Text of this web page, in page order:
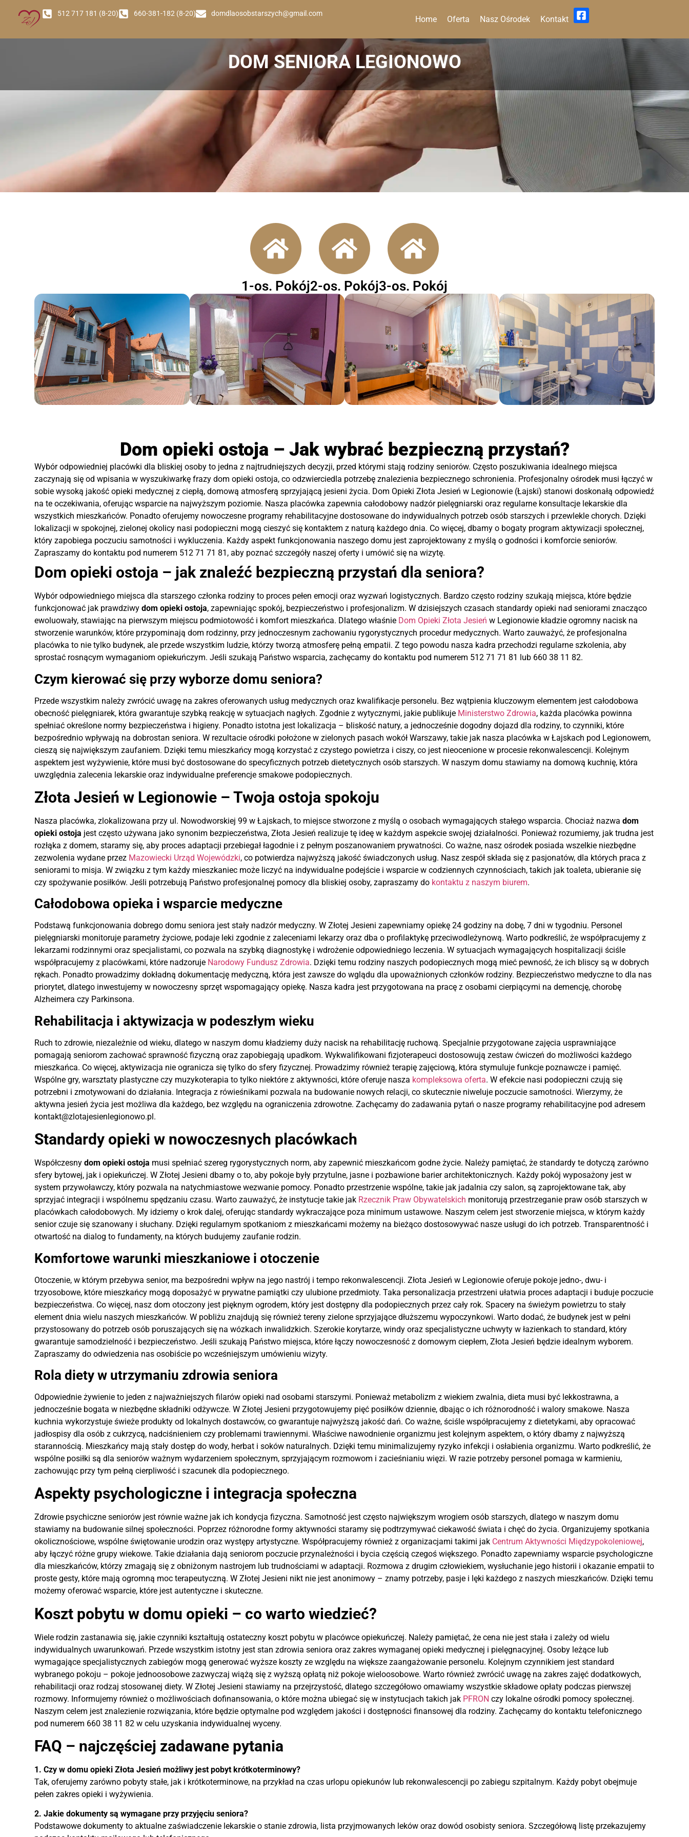
512 717 181 (8-20) 660-381-182 (8-20) domdlaosobstarszych@gmail.com
Home Oferta Nasz Ośrodek Kontakt
DOM SENIORA LEGIONOWO
1-os. Pokój2-os. Pokój3-os. Pokój
Dom opieki ostoja – Jak wybrać bezpieczną przystań?
Wybór odpowiedniej placówki dla bliskiej osoby to jedna z najtrudniejszych decyzji, przed którymi stają rodziny seniorów. Często poszukiwania idealnego miejsca
zaczynają się od wpisania w wyszukiwarkę frazy dom opieki ostoja, co odzwierciedla potrzebę znalezienia bezpiecznego schronienia. Profesjonalny ośrodek musi łączyć w
sobie wysoką jakość opieki medycznej z ciepłą, domową atmosferą sprzyjającą jesieni życia. Dom Opieki Złota Jesień w Legionowie (Łajski) stanowi doskonałą odpowiedź
na te oczekiwania, oferując wsparcie na najwyższym poziomie. Nasza placówka zapewnia całodobowy nadzór pielęgniarski oraz regularne konsultacje lekarskie dla
wszystkich mieszkańców. Ponadto oferujemy nowoczesne programy rehabilitacyjne dostosowane do indywidualnych potrzeb osób starszych i przewlekle chorych. Dzięki
lokalizacji w spokojnej, zielonej okolicy nasi podopieczni mogą cieszyć się kontaktem z naturą każdego dnia. Co więcej, dbamy o bogaty program aktywizacji społecznej,
który zapobiega poczuciu samotności i wykluczenia. Każdy aspekt funkcjonowania naszego domu jest zaprojektowany z myślą o godności i komforcie seniorów.
Zapraszamy do kontaktu pod numerem 512 71 71 81, aby poznać szczegóły naszej oferty i umówić się na wizytę.
Dom opieki ostoja – jak znaleźć bezpieczną przystań dla seniora?
Wybór odpowiedniego miejsca dla starszego członka rodziny to proces pełen emocji oraz wyzwań logistycznych. Bardzo często rodziny szukają miejsca, które będzie
funkcjonować jak prawdziwydom opieki ostoja, zapewniając spokój, bezpieczeństwo i profesjonalizm. W dzisiejszych czasach standardy opieki nad seniorami znacząco
ewoluowały, stawiając na pierwszym miejscu podmiotowość i komfort mieszkańca. Dlatego właśnie Dom Opieki Złota Jesień w Legionowie kładzie ogromny nacisk na
stworzenie warunków, które przypominają dom rodzinny, przy jednoczesnym zachowaniu rygorystycznych procedur medycznych. Warto zauważyć, że profesjonalna
placówka to nie tylko budynek, ale przede wszystkim ludzie, którzy tworzą atmosferę pełną empatii. Z tego powodu nasza kadra przechodzi regularne szkolenia, aby
sprostać rosnącym wymaganiom opiekuńczym. Jeśli szukają Państwo wsparcia, zachęcamy do kontaktu pod numerem 512 71 71 81 lub 660 38 11 82.
Czym kierować się przy wyborze domu seniora?
Przede wszystkim należy zwrócić uwagę na zakres oferowanych usług medycznych oraz kwalifikacje personelu. Bez wątpienia kluczowym elementem jest całodobowa
obecność pielęgniarek, która gwarantuje szybką reakcję w sytuacjach nagłych. Zgodnie z wytycznymi, jakie publikuje Ministerstwo Zdrowia, każda placówka powinna
spełniać określone normy bezpieczeństwa i higieny. Ponadto istotna jest lokalizacja – bliskość natury, a jednocześnie dogodny dojazd dla rodziny, to czynniki, które
bezpośrednio wpływają na dobrostan seniora. W rezultacie ośrodki położone w zielonych pasach wokół Warszawy, takie jak nasza placówka w Łajskach pod Legionowem,
cieszą się największym zaufaniem. Dzięki temu mieszkańcy mogą korzystać z czystego powietrza i ciszy, co jest nieocenione w procesie rekonwalescencji. Kolejnym
aspektem jest wyżywienie, które musi być dostosowane do specyficznych potrzeb dietetycznych osób starszych. W naszym domu stawiamy na domową kuchnię, która
uwzględnia zalecenia lekarskie oraz indywidualne preferencje smakowe podopiecznych.
Złota Jesień w Legionowie – Twoja ostoja spokoju
Nasza placówka, zlokalizowana przy ul. Nowodworskiej 99 w Łajskach, to miejsce stworzone z myślą o osobach wymagających stałego wsparcia. Chociaż nazwadom
opieki ostoja jest często używana jako synonim bezpieczeństwa, Złota Jesień realizuje tę ideę w każdym aspekcie swojej działalności. Ponieważ rozumiemy, jak trudna jest
rozłąka z domem, staramy się, aby proces adaptacji przebiegał łagodnie i z pełnym poszanowaniem prywatności. Co ważne, nasz ośrodek posiada wszelkie niezbędne
zezwolenia wydane przez Mazowiecki Urząd Wojewódzki, co potwierdza najwyższą jakość świadczonych usług. Nasz zespół składa się z pasjonatów, dla których praca z
seniorami to misja. W związku z tym każdy mieszkaniec może liczyć na indywidualne podejście i wsparcie w codziennych czynnościach, takich jak toaleta, ubieranie się
czy spożywanie posiłków. Jeśli potrzebują Państwo profesjonalnej pomocy dla bliskiej osoby, zapraszamy do kontaktu z naszym biurem.
Całodobowa opieka i wsparcie medyczne
Podstawą funkcjonowania dobrego domu seniora jest stały nadzór medyczny. W Złotej Jesieni zapewniamy opiekę 24 godziny na dobę, 7 dni w tygodniu. Personel
pielęgniarski monitoruje parametry życiowe, podaje leki zgodnie z zaleceniami lekarzy oraz dba o profilaktykę przeciwodleżynową. Warto podkreślić, że współpracujemy z
lekarzami rodzinnymi oraz specjalistami, co pozwala na szybką diagnostykę i wdrożenie odpowiedniego leczenia. W sytuacjach wymagających hospitalizacji ściśle
współpracujemy z placówkami, które nadzoruje Narodowy Fundusz Zdrowia. Dzięki temu rodziny naszych podopiecznych mogą mieć pewność, że ich bliscy są w dobrych
rękach. Ponadto prowadzimy dokładną dokumentację medyczną, która jest zawsze do wglądu dla upoważnionych członków rodziny. Bezpieczeństwo medyczne to dla nas
priorytet, dlatego inwestujemy w nowoczesny sprzęt wspomagający opiekę. Nasza kadra jest przygotowana na pracę z osobami cierpiącymi na demencję, chorobę
Alzheimera czy Parkinsona.
Rehabilitacja i aktywizacja w podeszłym wieku
Ruch to zdrowie, niezależnie od wieku, dlatego w naszym domu kładziemy duży nacisk na rehabilitację ruchową. Specjalnie przygotowane zajęcia usprawniające
pomagają seniorom zachować sprawność fizyczną oraz zapobiegają upadkom. Wykwalifikowani fizjoterapeuci dostosowują zestaw ćwiczeń do możliwości każdego
mieszkańca. Co więcej, aktywizacja nie ogranicza się tylko do sfery fizycznej. Prowadzimy również terapię zajęciową, która stymuluje funkcje poznawcze i pamięć.
Wspólne gry, warsztaty plastyczne czy muzykoterapia to tylko niektóre z aktywności, które oferuje nasza kompleksowa oferta. W efekcie nasi podopieczni czują się
potrzebni i zmotywowani do działania. Integracja z rówieśnikami pozwala na budowanie nowych relacji, co skutecznie niweluje poczucie samotności. Wierzymy, że
aktywna jesień życia jest możliwa dla każdego, bez względu na ograniczenia zdrowotne. Zachęcamy do zadawania pytań o nasze programy rehabilitacyjne pod adresem
kontakt@zlotajesienlegionowo.pl.
Standardy opieki w nowoczesnych placówkach
Współczesnydom opieki ostoja musi spełniać szereg rygorystycznych norm, aby zapewnić mieszkańcom godne życie. Należy pamiętać, że standardy te dotyczą zarówno
sfery bytowej, jak i opiekuńczej. W Złotej Jesieni dbamy o to, aby pokoje były przytulne, jasne i pozbawione barier architektonicznych. Każdy pokój wyposażony jest w
system przywoławczy, który pozwala na natychmiastowe wezwanie pomocy. Ponadto przestrzenie wspólne, takie jak jadalnia czy salon, są zaprojektowane tak, aby
sprzyjać integracji i wspólnemu spędzaniu czasu. Warto zauważyć, że instytucje takie jak Rzecznik Praw Obywatelskich monitorują przestrzeganie praw osób starszych w
placówkach całodobowych. My idziemy o krok dalej, oferując standardy wykraczające poza minimum ustawowe. Naszym celem jest stworzenie miejsca, w którym każdy
senior czuje się szanowany i słuchany. Dzięki regularnym spotkaniom z mieszkańcami możemy na bieżąco dostosowywać nasze usługi do ich potrzeb. Transparentność i
otwartość na dialog to fundamenty, na których budujemy zaufanie rodzin.
Komfortowe warunki mieszkaniowe i otoczenie
Otoczenie, w którym przebywa senior, ma bezpośredni wpływ na jego nastrój i tempo rekonwalescencji. Złota Jesień w Legionowie oferuje pokoje jedno-, dwu- i
trzyosobowe, które mieszkańcy mogą doposażyć w prywatne pamiątki czy ulubione przedmioty. Taka personalizacja przestrzeni ułatwia proces adaptacji i buduje poczucie
bezpieczeństwa. Co więcej, nasz dom otoczony jest pięknym ogrodem, który jest dostępny dla podopiecznych przez cały rok. Spacery na świeżym powietrzu to stały
element dnia wielu naszych mieszkańców. W pobliżu znajdują się również tereny zielone sprzyjające dłuższemu wypoczynkowi. Warto dodać, że budynek jest w pełni
przystosowany do potrzeb osób poruszających się na wózkach inwalidzkich. Szerokie korytarze, windy oraz specjalistyczne uchwyty w łazienkach to standard, który
gwarantuje samodzielność i bezpieczeństwo. Jeśli szukają Państwo miejsca, które łączy nowoczesność z domowym ciepłem, Złota Jesień będzie idealnym wyborem.
Zapraszamy do odwiedzenia nas osobiście po wcześniejszym umówieniu wizyty.
Rola diety w utrzymaniu zdrowia seniora
Odpowiednie żywienie to jeden z najważniejszych filarów opieki nad osobami starszymi. Ponieważ metabolizm z wiekiem zwalnia, dieta musi być lekkostrawna, a
jednocześnie bogata w niezbędne składniki odżywcze. W Złotej Jesieni przygotowujemy pięć posiłków dziennie, dbając o ich różnorodność i walory smakowe. Nasza
kuchnia wykorzystuje świeże produkty od lokalnych dostawców, co gwarantuje najwyższą jakość dań. Co ważne, ściśle współpracujemy z dietetykami, aby opracować
jadłospisy dla osób z cukrzycą, nadciśnieniem czy problemami trawiennymi. Właściwe nawodnienie organizmu jest kolejnym aspektem, o który dbamy z najwyższą
starannością. Mieszkańcy mają stały dostęp do wody, herbat i soków naturalnych. Dzięki temu minimalizujemy ryzyko infekcji i osłabienia organizmu. Warto podkreślić, że
wspólne posiłki są dla seniorów ważnym wydarzeniem społecznym, sprzyjającym rozmowom i zacieśnianiu więzi. W razie potrzeby personel pomaga w karmieniu,
zachowując przy tym pełną cierpliwość i szacunek dla podopiecznego.
Aspekty psychologiczne i integracja społeczna
Zdrowie psychiczne seniorów jest równie ważne jak ich kondycja fizyczna. Samotność jest często największym wrogiem osób starszych, dlatego w naszym domu
stawiamy na budowanie silnej społeczności. Poprzez różnorodne formy aktywności staramy się podtrzymywać ciekawość świata i chęć do życia. Organizujemy spotkania
okolicznościowe, wspólne świętowanie urodzin oraz występy artystyczne. Współpracujemy również z organizacjami takimi jak Centrum Aktywności Międzypokoleniowej,
aby łączyć różne grupy wiekowe. Takie działania dają seniorom poczucie przynależności i bycia częścią czegoś większego. Ponadto zapewniamy wsparcie psychologiczne
dla mieszkańców, którzy zmagają się z obniżonym nastrojem lub trudnościami w adaptacji. Rozmowa z drugim człowiekiem, wysłuchanie jego historii i okazanie empatii to
proste gesty, które mają ogromną moc terapeutyczną. W Złotej Jesieni nikt nie jest anonimowy – znamy potrzeby, pasje i lęki każdego z naszych mieszkańców. Dzięki temu
możemy oferować wsparcie, które jest autentyczne i skuteczne.
Koszt pobytu w domu opieki – co warto wiedzieć?
Wiele rodzin zastanawia się, jakie czynniki kształtują ostateczny koszt pobytu w placówce opiekuńczej. Należy pamiętać, że cena nie jest stała i zależy od wielu
indywidualnych uwarunkowań. Przede wszystkim istotny jest stan zdrowia seniora oraz zakres wymaganej opieki medycznej i pielęgnacyjnej. Osoby leżące lub
wymagające specjalistycznych zabiegów mogą generować wyższe koszty ze względu na większe zaangażowanie personelu. Kolejnym czynnikiem jest standard
wybranego pokoju – pokoje jednoosobowe zazwyczaj wiążą się z wyższą opłatą niż pokoje wieloosobowe. Warto również zwrócić uwagę na zakres zajęć dodatkowych,
rehabilitacji oraz rodzaj stosowanej diety. W Złotej Jesieni stawiamy na przejrzystość, dlatego szczegółowo omawiamy wszystkie składowe opłaty podczas pierwszej
rozmowy. Informujemy również o możliwościach dofinansowania, o które można ubiegać się w instytucjach takich jak PFRON czy lokalne ośrodki pomocy społecznej.
Naszym celem jest znalezienie rozwiązania, które będzie optymalne pod względem jakości i dostępności finansowej dla rodziny. Zachęcamy do kontaktu telefonicznego
pod numerem 660 38 11 82 w celu uzyskania indywidualnej wyceny.
FAQ – najczęściej zadawane pytania
1. Czy w domu opieki Złota Jesień możliwy jest pobyt krótkoterminowy?
Tak, oferujemy zarówno pobyty stałe, jak i krótkoterminowe, na przykład na czas urlopu opiekunów lub rekonwalescencji po zabiegu szpitalnym. Każdy pobyt obejmuje
pełen zakres opieki i wyżywienia.
2. Jakie dokumenty są wymagane przy przyjęciu seniora?
Podstawowe dokumenty to aktualne zaświadczenie lekarskie o stanie zdrowia, lista przyjmowanych leków oraz dowód osobisty seniora. Szczegółową listę przekazujemy